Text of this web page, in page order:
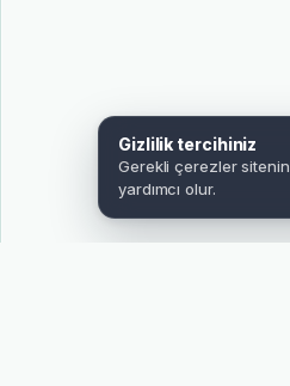
Gizlilik tercihiniz
Gerekli çerezler
yardımcı olur.